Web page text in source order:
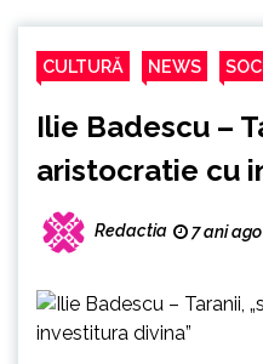
CULTURĂ NEWS
Ilie Badescu –
aristocratie cu
Redactia 7 ani ago